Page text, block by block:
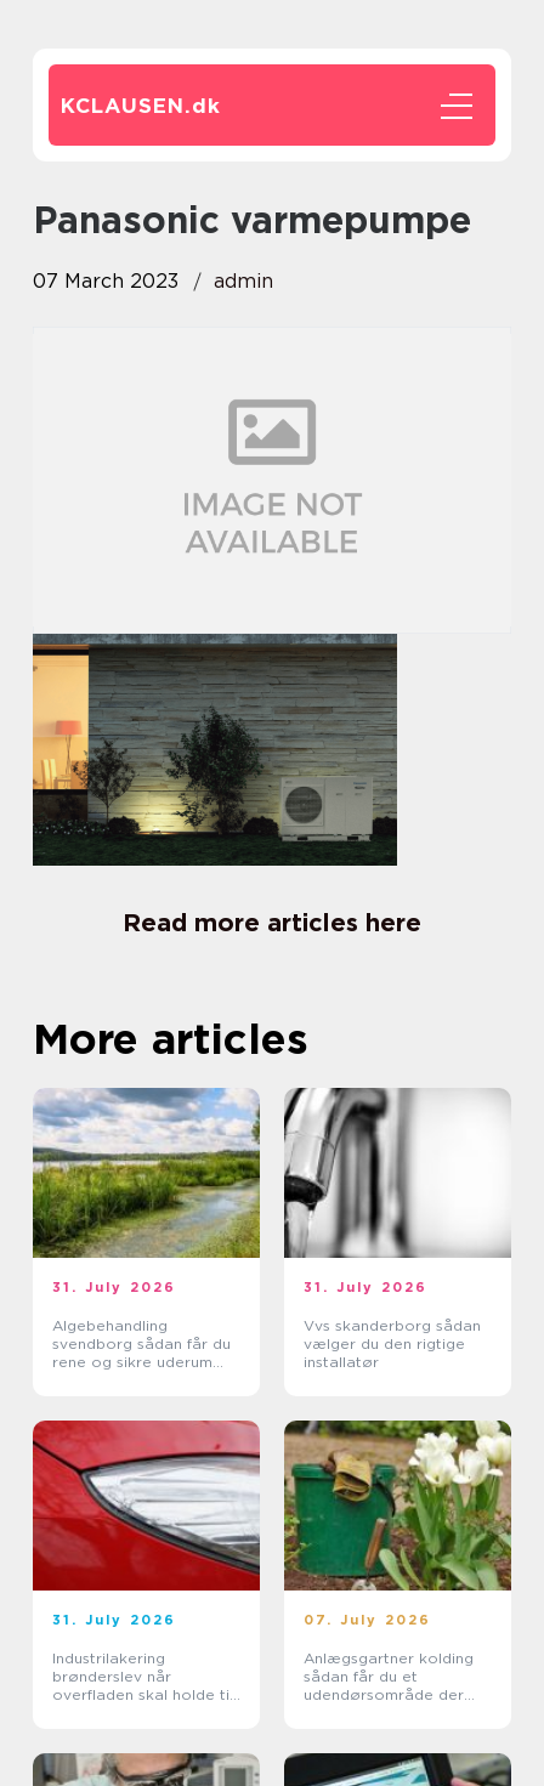
KCLAUSEN.dk
panasonic varmepumpe
07 March 2023 admin
Read more articles here
More articles
31. July 2026
Algebehandling
svendborg sådan får du
rene og sikre uderum
31. July 2026
Vvs skanderborg sådan
vælger du den rigtige
installatør
31. July 2026
Industrilakering
brønderslev når
overfladen skal holde til
07. July 2026
Anlægsgartner kolding
sådan får du et
udendørsområde der